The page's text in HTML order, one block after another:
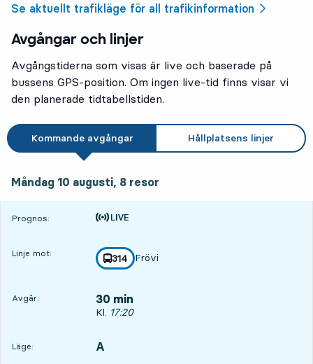
Se aktuellt trafikläge för all trafikinformation
Avgångar och linjer
Avgångstiderna som visas är live och baserade på
bussens GPS-position. Om ingen live-tid finns visar vi
den planerade tidtabellstiden.
Kommande avgångar Hållplatsens linjer
Måndag 10 augusti, 8 resor
Prognos:
Tiden är prognos
Linje mot: linje
314
mot
Frövi
,
Avgår: 30 min
Avgår, Kl. 17:20, om 30 min
Kl. 17:20
Läge:
LÄGE, A
,